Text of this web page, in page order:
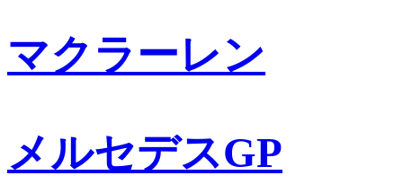
マクラーレン
メルセデスGP